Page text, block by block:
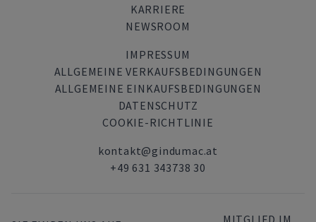
KARRIERE
NEWSROOM
IMPRESSUM
ALLGEMEINE VERKAUFSBEDINGUNGEN
ALLGEMEINE EINKAUFSBEDINGUNGEN
DATENSCHUTZ
COOKIE-RICHTLINIE
kontakt@gindumac.at
+49 631 343738 30
MITGLIED IM